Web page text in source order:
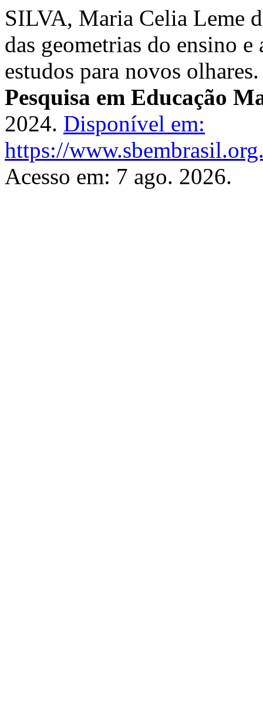
SILVA, Maria Celia Leme
das geometrias do ensino
estudos para novos
Pesquisa em Educação
2024. Disponível em:
https://
Acesso em: 7 ago. 2026.